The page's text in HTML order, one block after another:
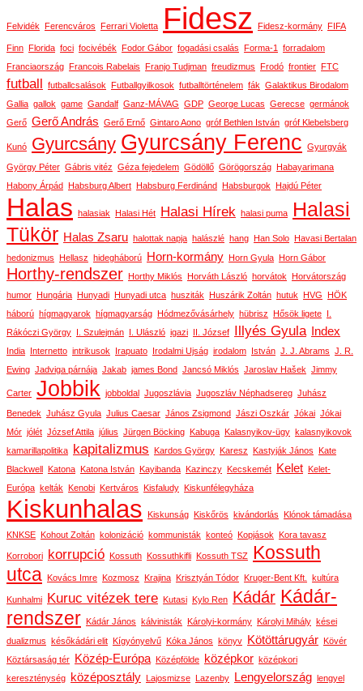
Felvidék Ferencváros Ferrari Violetta Fidesz Fidesz-kormány FIFA
Finn Florida foci focivébék Fodor Gábor fogadási csalás Forma-1
forradalom
Franciaország Francois Rabelais Franjo Tudjman freudizmus Frodó frontier FTC
futball futballcsalások Futballgyilkosok futballtörténelem fák Galaktikus Birodalom
Gallia gallok game Gandalf Ganz-MÁVAG GDP George Lucas Gerecse germánok
Gerő Gerő András Gerő Ernő Gintaro Aono gróf Bethlen István gróf Klebelsberg
Kunó Gyurcsány Gyurcsány Ferenc Gyurgyák
György Péter Gábris vitéz Géza fejedelem Gödöllő Görögország Habayarimana
Habony Árpád Habsburg Albert Habsburg Ferdinánd Habsburgok Hajdú Péter
Halas halasiak Halasi Hét Halasi Hírek halasi puma
Halasi
Tükör Halas Zsaru halottak napja halászlé hang Han Solo Havasi Bertalan
hedonizmus Hellasz hidegháború Horn-kormány Horn Gyula Horn Gábor
Horthy-rendszer Horthy Miklós Horváth László horvátok Horvátország
humor Hungária Hunyadi Hunyadi utca husziták Huszárik Zoltán hutuk HVG HÖK
háború hígmagyarok hígmagyarság Hódmezővásárhely hübrisz Hősök ligete I.
Rákóczi György I. Szulejmán I. Ulászló igazi II. József Illyés Gyula Index
India Internetto intrikusok Irapuato Irodalmi Ujság irodalom István J. J. Abrams J. R.
Ewing Jadviga párnája Jakab james Bond Jancsó Miklós Jaroslav Hašek Jimmy
Carter Jobbik jobboldal Jugoszlávia Jugoszláv Néphadsereg Juhász
Benedek Juhász Gyula Julius Caesar János Zsigmond Jászi Oszkár Jókai Jókai
Mór jólét József Attila július Jürgen Böcking Kabuga Kalasnyikov-ügy kalasnyikovok
kamarillapolitika kapitalizmus Kardos György Karesz Kastyják János Kate
Blackwell Katona Katona István Kayibanda Kazinczy Kecskemét Kelet Kelet-
Európa kelták Kenobi Kertváros Kisfaludy Kiskunfélegyháza
Kiskunhalas Kiskunság Kiskőrös kivándorlás Klónok támadása
KNKSE Kohout Zoltán kolonizáció kommunisták konteó Kopjások Kora tavasz
Korrobori korrupció Kossuth Kossuthkifli Kossuth TSZ Kossuth
utca Kovács Imre Kozmosz Krajina Krisztyán Tódor Kruger-Bent Kft. kultúra
Kunhalmi Kuruc vitézek tere Kutasi Kylo Ren Kádár Kádár-
rendszer Kádár János kálvinisták Károlyi-kormány Károlyi Mihály kései
dualizmus későkádári elit Kígyónyelvű Kóka János könyv Kötöttárugyár Kövér
Köztársaság tér
Közép-Európa Középfölde középkor középkori
kereszténység
középosztály Lajosmizse Lazenby Lengyelország lengyel